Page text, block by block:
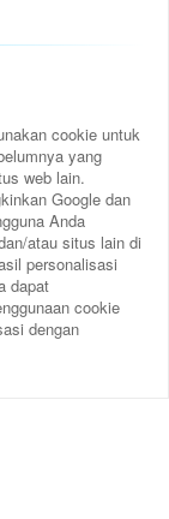
cookie untuk
yang
web lain.
Google dan
Anda
atau situs lain di
personalisasi
dapat
cookie
dengan